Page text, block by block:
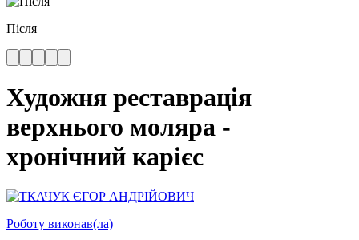
Після
Художня реставрація
верхнього моляра -
хронічний карієс
Роботу виконав(ла)